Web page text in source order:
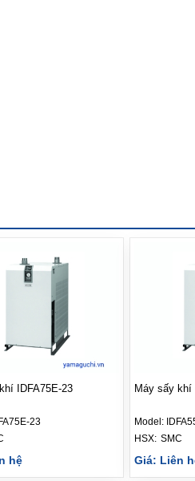
IDFA75E-23
23
hệ
Máy sấy khí
Model:
HSX: SMC
Giá: Liên